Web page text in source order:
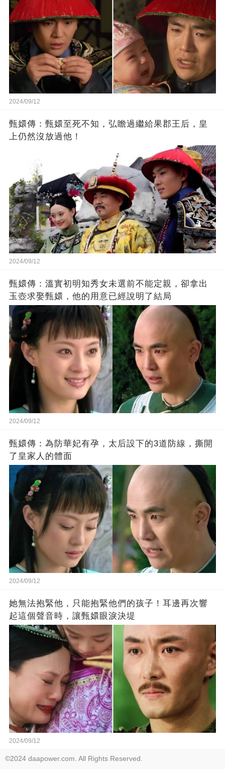
2024/09/12
甄嬛傳：甄嬛至死不知，弘瞻過繼給果郡王后，皇
上仍然沒放過他！
2024/09/12
甄嬛傳：溫實初明知秀女未選前不能定親，卻拿出
玉壺求娶甄嬛，他的用意已經說明了結局
2024/09/12
甄嬛傳：為防華妃有孕，太后設下的3道防線，撕開
了皇家人的體面
2024/09/12
她無法抱緊他，只能抱緊他們的孩子！耳邊再次響
起這個聲音時，讓甄嬛眼淚決堤
2024/09/12
©2024 daapower.com. All Rights Reserved.